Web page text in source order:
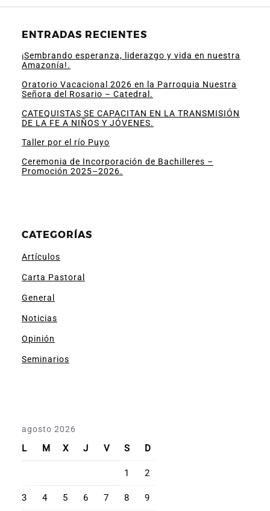
ENTRADAS RECIENTES
¡Sembrando esperanza, liderazgo y vida en nuestra
Amazonía!.
Oratorio Vacacional 2026 en la Parroquia Nuestra
Señora del Rosario – Catedral.
CATEQUISTAS SE CAPACITAN EN LA TRANSMISIÓN
DE LA FE A NIÑOS Y JÓVENES.
Taller por el río Puyo
Ceremonia de Incorporación de Bachilleres –
Promoción 2025–2026.
CATEGORÍAS
Artículos
Carta Pastoral
General
Noticias
Opinión
Seminarios
agosto 2026
L M X J V S D
1 2
3 4 5 6 7 8 9